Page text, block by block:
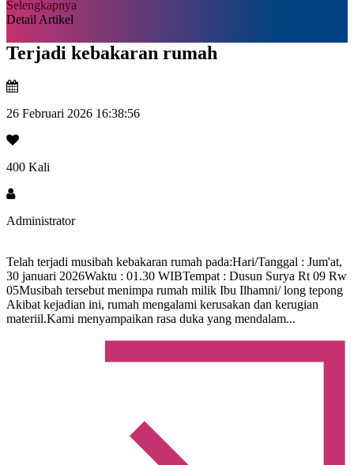
Selengkapnya
Detail Artikel
Terjadi kebakaran rumah
26 Februari 2026 16:38:56
400 Kali
Administrator
Telah terjadi musibah kebakaran rumah pada:Hari/Tanggal : Jum'at,
30 januari 2026Waktu : 01.30 WIBTempat : Dusun Surya Rt 09 Rw
05Musibah tersebut menimpa rumah milik Ibu Ilhamni/ long tepong
Akibat kejadian ini, rumah mengalami kerusakan dan kerugian
materiil.Kami menyampaikan rasa duka yang mendalam...